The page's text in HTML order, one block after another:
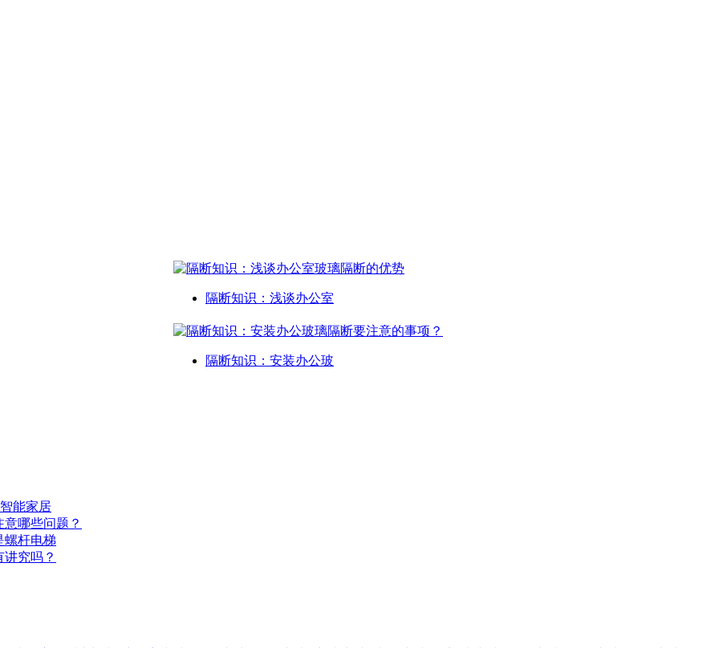
隔断知识：浅谈办公室
隔断知识：安装办公玻
能家居
哪些问题？
螺杆电梯
究吗？